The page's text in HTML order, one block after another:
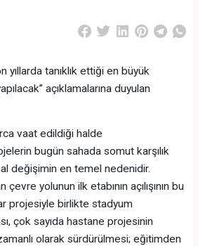
yıllarda tanıklık ettiği en büyük
açıklamalarına duyulan
vaat edildiği halde
bugün sahada somut karşılık
değişimin en temel nedenidir.
çevre yolunun ilk etabının açılışının bu
projesiyle birlikte stadyum
çok sayıda hastane projesinin
olarak sürdürülmesi; eğitimden